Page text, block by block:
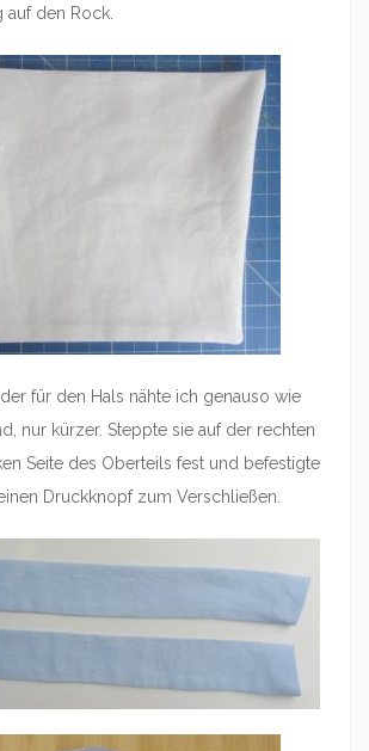
auf den Rock.
für den Hals nähte ich genauso wie
nur kürzer. Steppte sie auf der rechten
Seite des Oberteils fest und befestigte
Druckknopf zum Verschließen.